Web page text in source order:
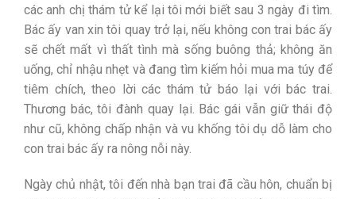
các anh chị thám tử kể lại tôi mới biết sau 3 ngày đi tìm.
Bác ấy van xin tôi quay trở lại, nếu không con trai bác ấy
sẽ chết mất vì thất tình mà sống buông thả; không ăn
uống, chỉ nhậu nhẹt và đang tìm kiếm hỏi mua ma túy để
tiêm chích, theo lời các thám tử báo lại với bác trai.
Thương bác, tôi đành quay lại. Bác gái vẫn giữ thái độ
như cũ, không chấp nhận và vu khống tôi dụ dỗ làm cho
con trai bác ấy ra nông nỗi này.
Ngày chủ nhật, tôi đến nhà bạn trai đã cầu hôn, chuẩn bị